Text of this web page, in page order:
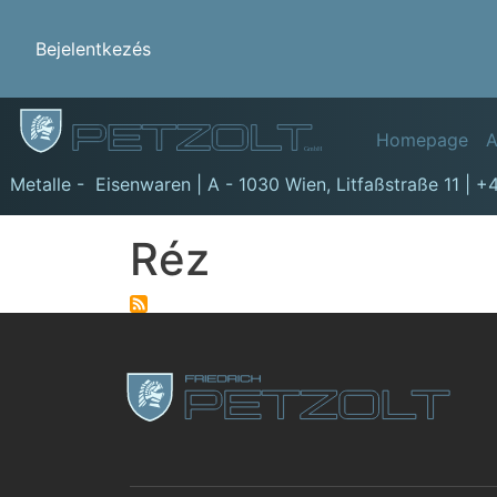
Benutzermenü
Bejelentkezés
GmbH Homepage
Metalle - Eisenwaren | A - 1030 Wien, Litfaßstraße 11
Réz